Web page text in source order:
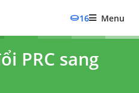
16 Menu
PRC sang